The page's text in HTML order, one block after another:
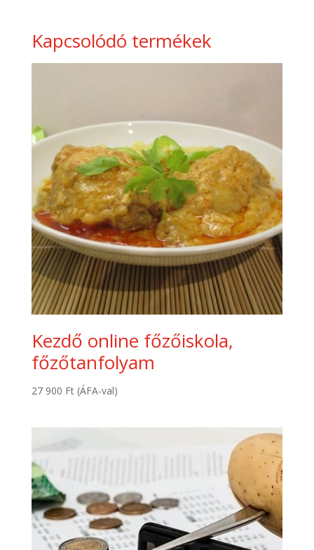
Kapcsolódó termékek
Kezdő online főzőiskola,
főzőtanfolyam
27 900 Ft (ÁFA-val)